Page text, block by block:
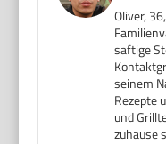
Oliver,
saftige
seinem
Rezepte
und
zuhause